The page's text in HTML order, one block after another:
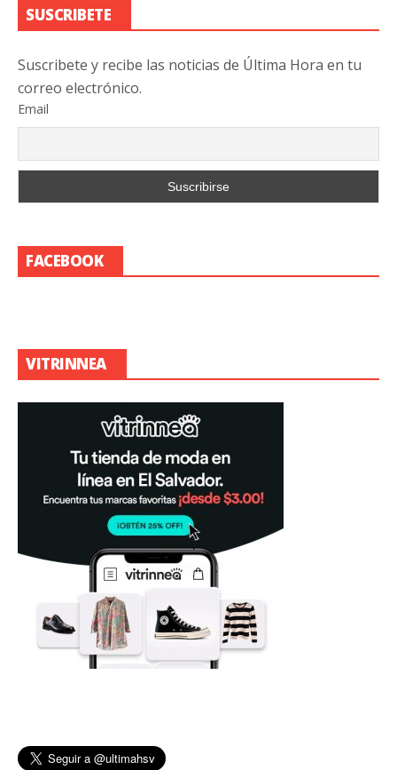
SUSCRIBETE
Suscribete y recibe las noticias de Última Hora en tu
correo electrónico.
Email
FACEBOOK
VITRINNEA